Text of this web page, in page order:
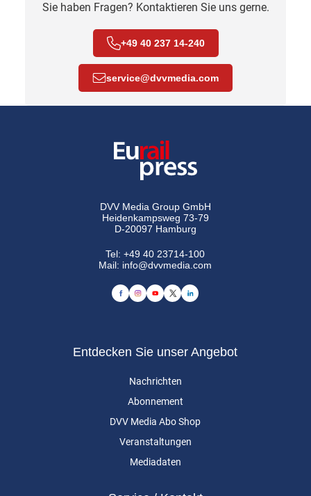
Sie haben Fragen? Kontaktieren Sie uns gerne.
+49 40 237 14-240
service@dvvmedia.com
DVV Media Group GmbH
Heidenkampsweg 73-79
D-20097 Hamburg
Tel:+49 40 23714-100
Mail: info@dvvmedia.com
Entdecken Sie unser Angebot
Nachrichten
Abonnement
DVV Media Abo Shop
Veranstaltungen
Mediadaten